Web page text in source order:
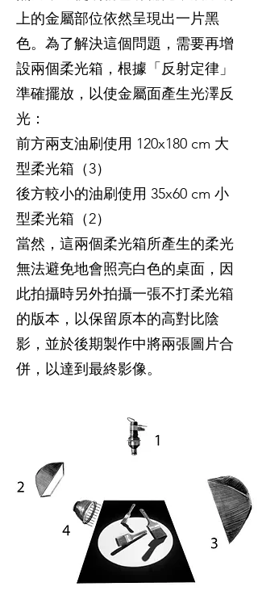
上的金屬部位依然呈現出一片黑
色。為了解決這個問題，需要再增
設兩個柔光箱，根據「反射定律」
準確擺放，以使金屬面產生光澤反
光：
前方兩支油刷使用 120x180 cm 大
型柔光箱（3）
後方較小的油刷使用 35x60 cm 小
型柔光箱（2）
當然，這兩個柔光箱所產生的柔光
無法避免地會照亮白色的桌面，因
此拍攝時另外拍攝一張不打柔光箱
的版本，以保留原本的高對比陰
影，並於後期製作中將兩張圖片合
併，以達到最終影像。